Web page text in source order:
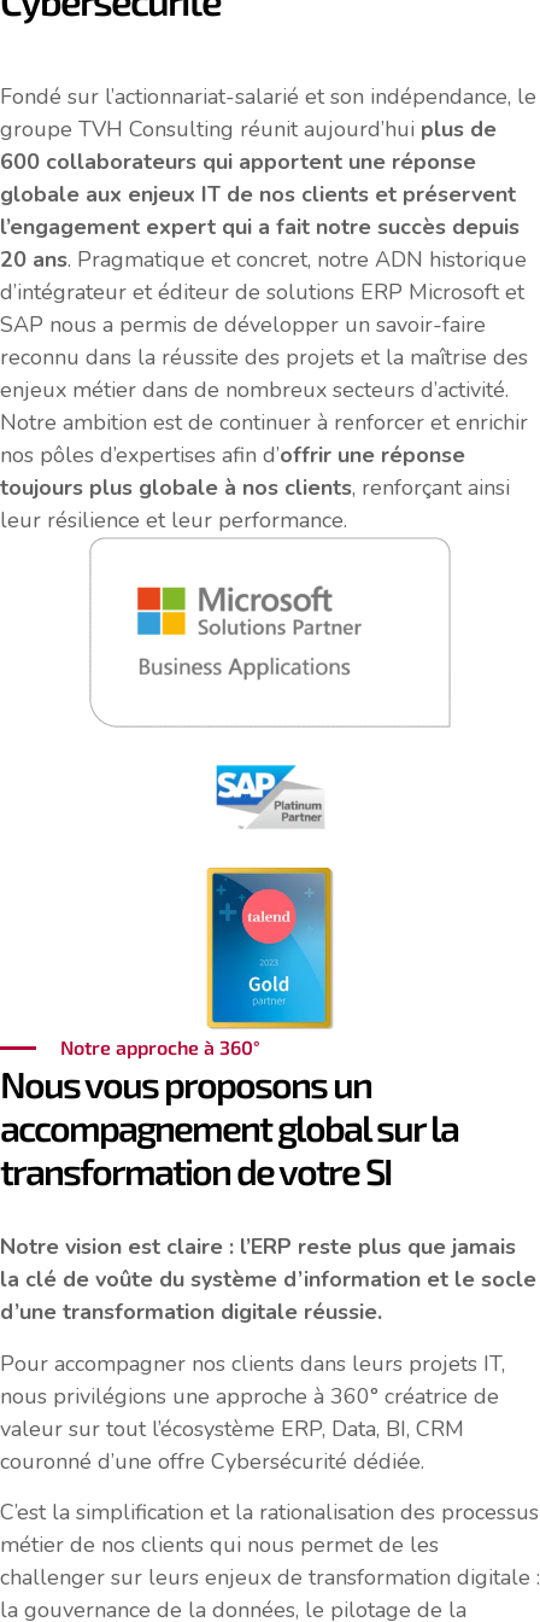
l'ERP innovant
qui dépasse les
modèles
traditionnels
Je regarde le replay
Fondé sur l’actionnariat-salarié et son indépendance, le
groupe TVH Consulting réunit aujourd’hui plus de
600 collaborateurs qui apportent une réponse
globale aux enjeux IT de nos clients et préservent
l’engagement expert qui a fait notre succès depuis
20 ans. Pragmatique et concret, notre ADN historique
d’intégrateur et éditeur de solutions ERP Microsoft et
SAP nous a permis de développer un savoir-faire
reconnu dans la réussite des projets et la maîtrise des
enjeux métier dans de nombreux secteurs d’activité.
Notre ambition est de continuer à renforcer et enrichir
nos pôles d’expertises afin d’offrir une réponse
toujours plus globale à nos clients, renforçant ainsi
leur résilience et leur performance.
Notre approche à 360°
Nous vous proposons un
accompagnement global sur la
transformation de votre SI
Notre vision est claire : l’ERP reste plus que jamais
la clé de voûte du système d’information et le socle
d’une transformation digitale réussie.
Pour accompagner nos clients dans leurs projets IT,
nous privilégions une approche à 360° créatrice de
valeur sur tout l’écosystème ERP, Data, BI, CRM
couronné d’une offre Cybersécurité dédiée.
C’est la simplification et la rationalisation des processus
métier de nos clients qui nous permet de les
challenger sur leurs enjeux de transformation digitale :
la gouvernance de la données, le pilotage de la